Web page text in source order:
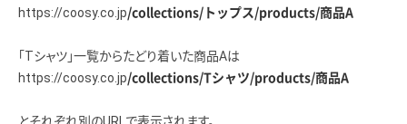
https://coosy.co.jp/collections/トップス/products/商品A
「Tシャツ」一覧からたどり着いた商品Aは
https://coosy.co.jp/collections/Tシャツ/products/商品A